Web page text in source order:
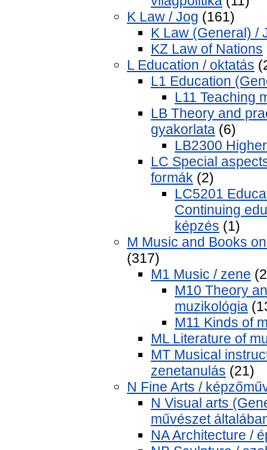
K Law / Jog (161)
K Law (General) /
KZ Law of Nations
L Education / oktatás
L1 Education
L11 Teaching
LB Theory and
gyakorlata (6)
LB2300
LC Special
formák (2)
LC5201
Continuing
képzés (1)
M Music and Books
(317)
M1 Music / zene
M10 Theory
muzikológia
M11 Kinds of
ML Literature of
MT Musical
zenetanulás (21)
N Fine Arts /
N Visual arts
művészet
NA Architecture /